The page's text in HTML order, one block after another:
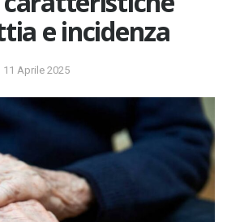
e incidenza
11 Aprile 2025